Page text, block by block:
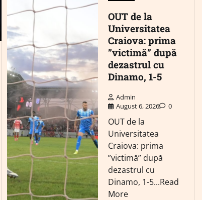
OUT de la
Universitatea
Craiova: prima
”victimă” după
dezastrul cu
Dinamo, 1-5
Admin
August 6, 2026
0
OUT de la
Universitatea
Craiova: prima
”victimă” după
dezastrul cu
Dinamo, 1-5...Read
More